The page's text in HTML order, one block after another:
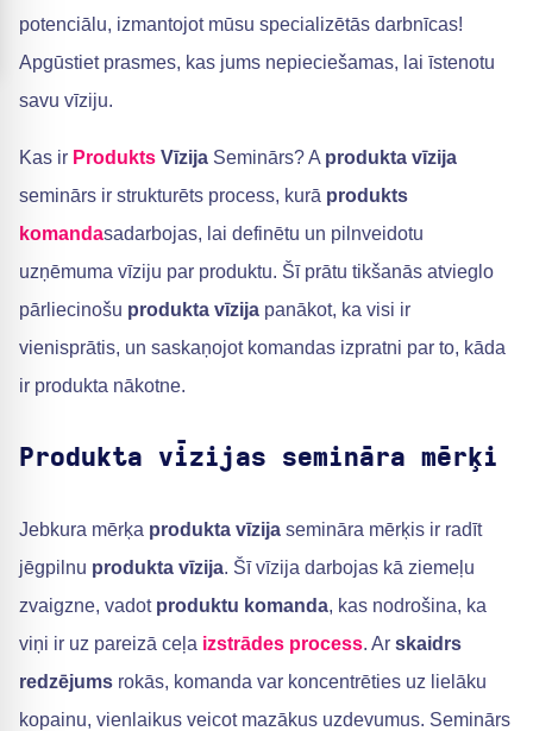
potenciālu, izmantojot mūsu specializētās darbnīcas!
Apgūstiet prasmes, kas jums nepieciešamas, lai īstenotu
savu vīziju.
Kas ir Produkts Vīzija Seminārs? A produkta vīzija
seminārs ir strukturēts process, kurā produkts
komandasadarbojas, lai definētu un pilnveidotu
uzņēmuma vīziju par produktu. Šī prātu tikšanās atvieglo
pārliecinošu produkta vīzija panākot, ka visi ir
vienisprātis, un saskaņojot komandas izpratni par to, kāda
ir produkta nākotne.
Produkta vīzijas semināra mērķi
Jebkura mērķa produkta vīzija semināra mērķis ir radīt
jēgpilnu produkta vīzija. Šī vīzija darbojas kā ziemeļu
zvaigzne, vadot produktu komanda, kas nodrošina, ka
viņi ir uz pareizā ceļa izstrādes process. Ar skaidrs
redzējums rokās, komanda var koncentrēties uz lielāku
kopainu, vienlaikus veicot mazākus uzdevumus. Seminārs